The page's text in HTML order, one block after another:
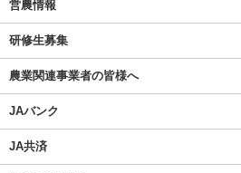
営農情報
研修生募集
農業関連事業者の皆様へ
JAバンク
JA共済